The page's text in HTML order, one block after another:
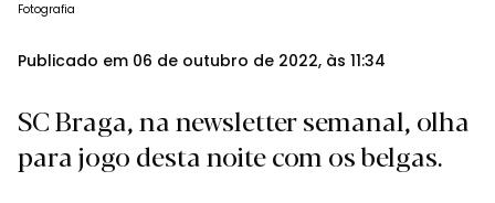
Fotografia
Publicado em 06 de outubro de 2022, às 11:34
SC Braga, na newsletter semanal, olha
para jogo desta noite com os belgas.